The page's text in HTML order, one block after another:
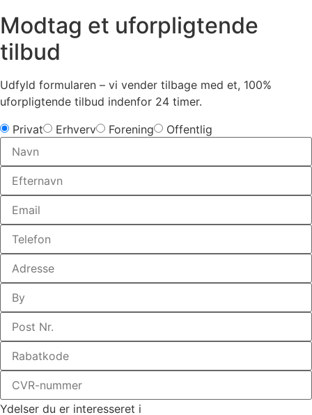
Modtag et uforpligtende
tilbud
Udfyld formularen – vi vender tilbage med et, 100%
uforpligtende tilbud indenfor 24 timer.
Privat Erhverv Forening Offentlig
Ydelser du er interesseret i